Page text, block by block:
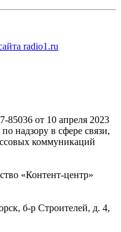
radio1.ru
от 10 апреля 2023
надзору в сфере связи,
коммуникаций
«Контент-центр»
б-р Строителей, д. 4,